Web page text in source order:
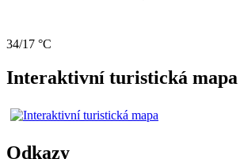
34/17 °C
Interaktivní turistická mapa
Odkazy